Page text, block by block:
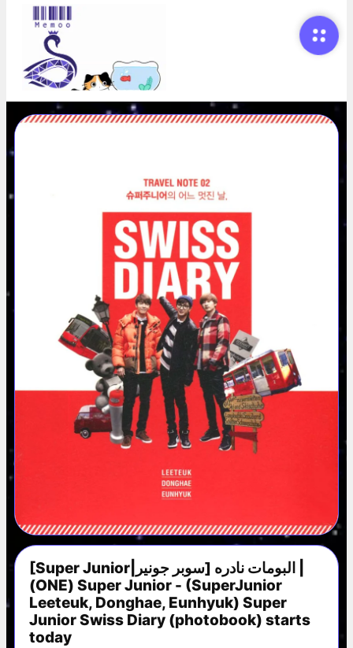
[Super Junior|سوبر جونير] البومات نادره |
(ONE) Super Junior - (SuperJunior
Leeteuk, Donghae, Eunhyuk) Super
Junior Swiss Diary (photobook) starts
today